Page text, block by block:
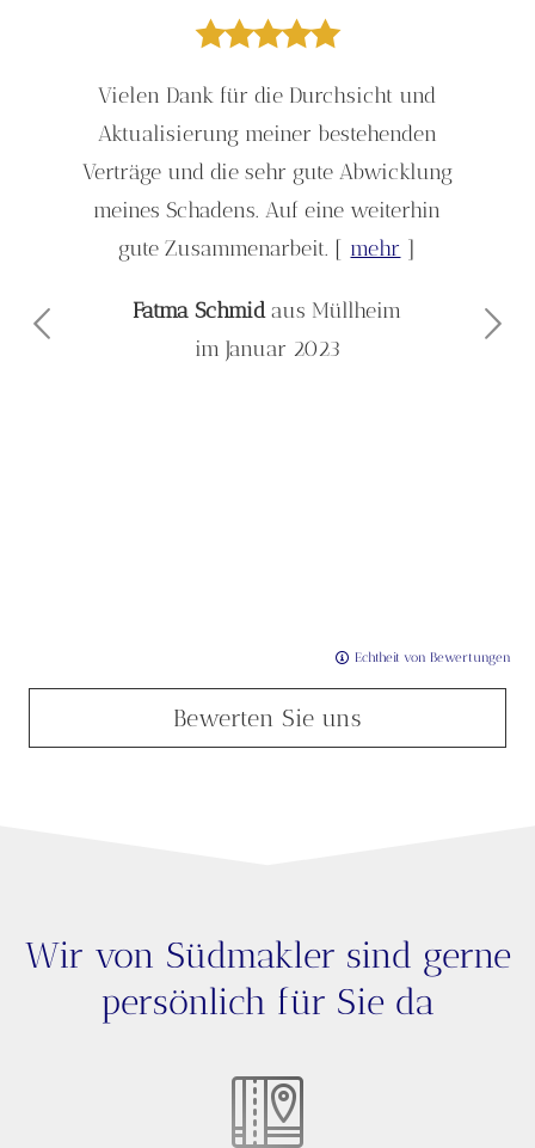
Vielen Dank für die Durchsicht und
Aktualisierung meiner bestehenden
Verträge und die sehr gute Abwicklung
meines Schadens. Auf eine weiterhin
gute Zusammenarbeit. [ mehr ]
Fatma Schmidaus Müllheim
im Januar 2023
Echtheit von Bewertungen
Bewerten Sie uns
Wir von Südmakler sind gerne
persönlich für Sie da